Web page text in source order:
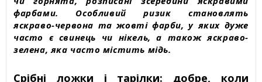
фарбами. Особливий ризик становлять
яскраво-червона та жовті фарби, у яких дуже
часто є свинець чи нікель, а також яскраво-
зелена, яка часто містить мідь.
Срібні ложки і тарілки: добре, коли